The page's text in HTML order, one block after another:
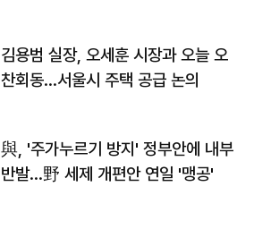
김용범 실장, 오세훈 시장과 오늘 오
찬회동...서울시 주택 공급 논의
與, '주가누르기 방지' 정부안에 내부
반발…野 세제 개편안 연일 '맹공'